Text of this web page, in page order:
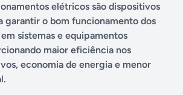
elétricos são dispositivos
garantir o bom funcionamento dos
sistemas e equipamentos
maior eficiência nos
economia de energia e menor